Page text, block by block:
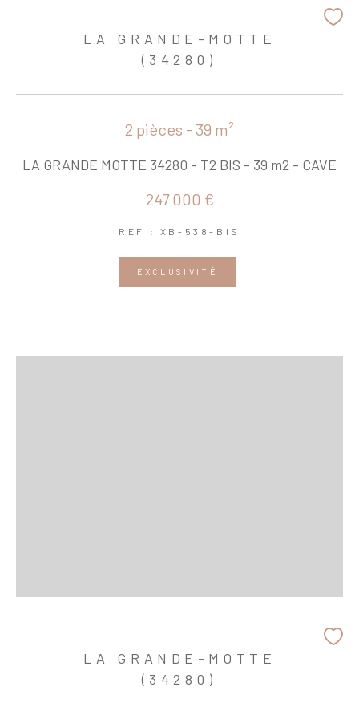
LA GRANDE-MOTTE
(34280)
2 pièces - 39 m²
LA GRANDE MOTTE 34280 - T2 BIS - 39 m2 - CAVE
247 000 €
REF : XB-538-BIS
EXCLUSIVITÉ
LA GRANDE-MOTTE
(34280)